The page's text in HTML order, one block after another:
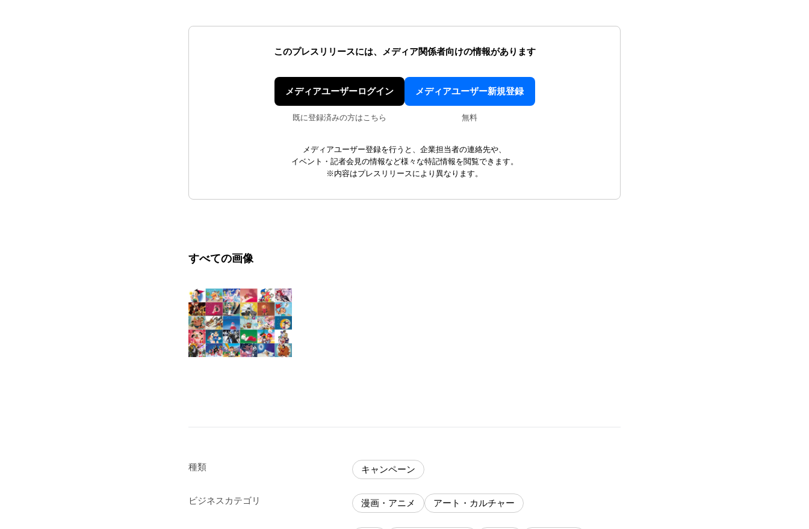
このプレスリリースには、 メディア関係者向けの情報があります
メディアユーザーログイン
既に登録済みの方はこちら
メディアユーザー新規登録
無料
メディアユーザー登録を行うと、企業担当者の連絡先や、
イベント・記者会見の情報など様々な特記情報を閲覧できます。
※内容はプレスリリースにより異なります。
すべての画像
種類 キャンペーン
ビジネスカテゴリ 漫画・アニメ アート・カルチャー